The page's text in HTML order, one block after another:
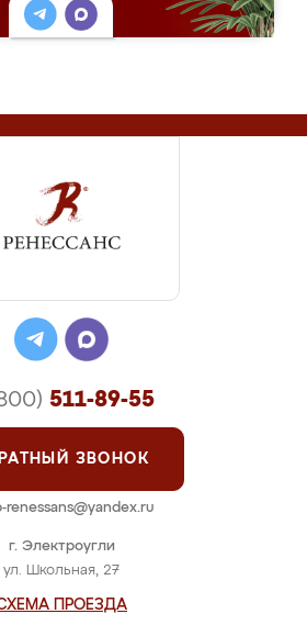
г. Электроугли
ул. Школьная, 27
ПРОЕЗДА
511-89-55
ЗВОНОК
renessans@yandex.ru